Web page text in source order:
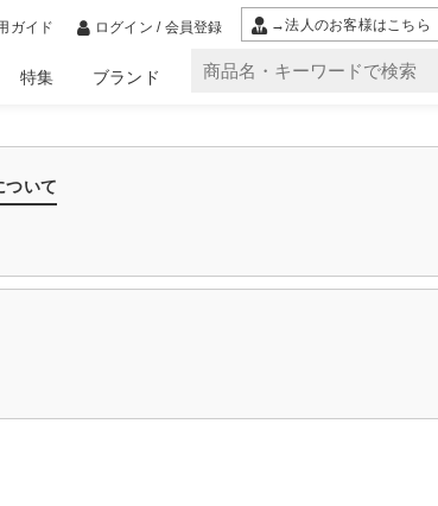
ガイド ログイン / 会員登録 →法人のお客様はこちら
特集 ブランド
ついて